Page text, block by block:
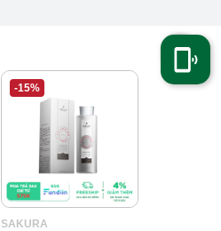
-15%
SAKURA